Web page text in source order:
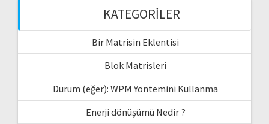
KATEGORILER
Bir Matrisin Eklentisi
Blok Matrisleri
Durum (eğer): WPM Yöntemini Kullanma
Enerji dönüşümü Nedir ?